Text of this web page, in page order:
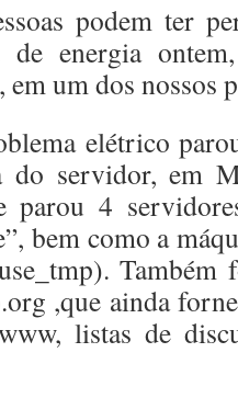
podem ter
de energia
um dos nossos
elétrico
do servidor, em
4
bem como a
Também
,que ainda
listas de